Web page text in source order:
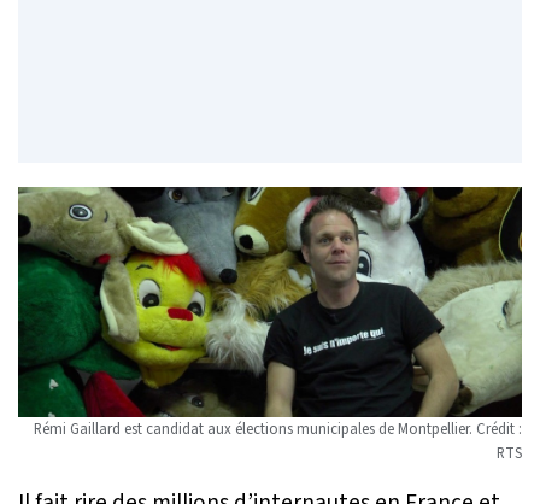
Rémi Gaillard est candidat aux élections municipales de Montpellier. Crédit :
RTS